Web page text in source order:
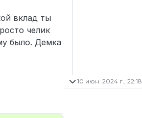
вклад ты
челик
было. Демка
10 июн. 2024 г., 22:18